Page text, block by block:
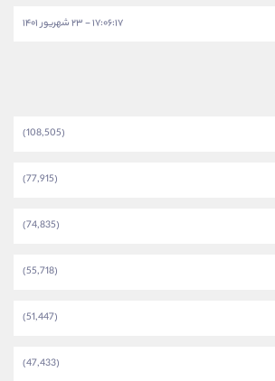
۱۷:۰۶:۱۷ - ۲۳ شهریور ۱۴۰۱
(108,505)
(77,915)
(74,835)
(55,718)
(51,447)
(47,433)